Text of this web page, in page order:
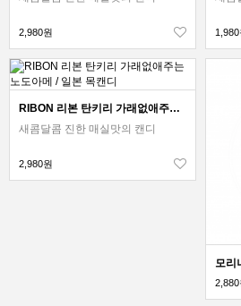
2,980원 1,980
RIBON 리본 탄키리 가래없애주는 노도아메 / 일본 목캔디
새콤달콤 진한 매실맛의 캔디
2,980원
2,880